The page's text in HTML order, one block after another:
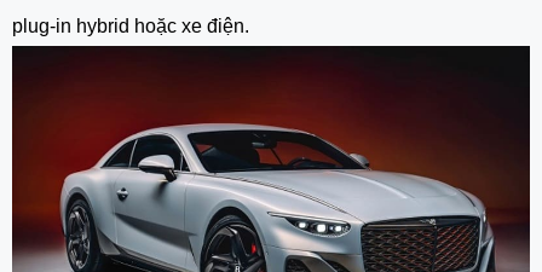
plug-in hybrid hoặc xe điện.